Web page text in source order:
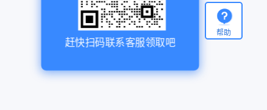
赶快扫码联系客服领取吧
帮助